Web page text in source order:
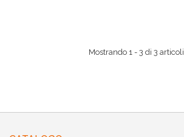
Mostrando 1 - 3 di 3 articoli